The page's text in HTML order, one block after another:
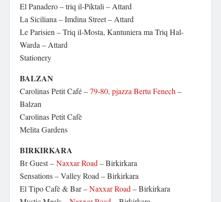
El Panadero – triq il-Piktali – Attard
La Siciliana –Imdina Street – Attard
Le Parisien –Triq il-Mosta, Kantuniera ma Triq Hal-
Warda – Attard
Stationery
BALZAN
Carolinas Petit Café –79-80, pjazza Bertu Fenech –
Balzan
Carolinas Petit Cafè
Melita Gardens
BIRKIRKARA
Br Guest – Naxxar Road – Birkirkara
Sensations –Valley Road – Birkirkara
El Tipo Cafè & Bar –Naxxar Road – Birkirkara